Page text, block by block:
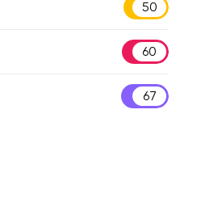
50
60
67